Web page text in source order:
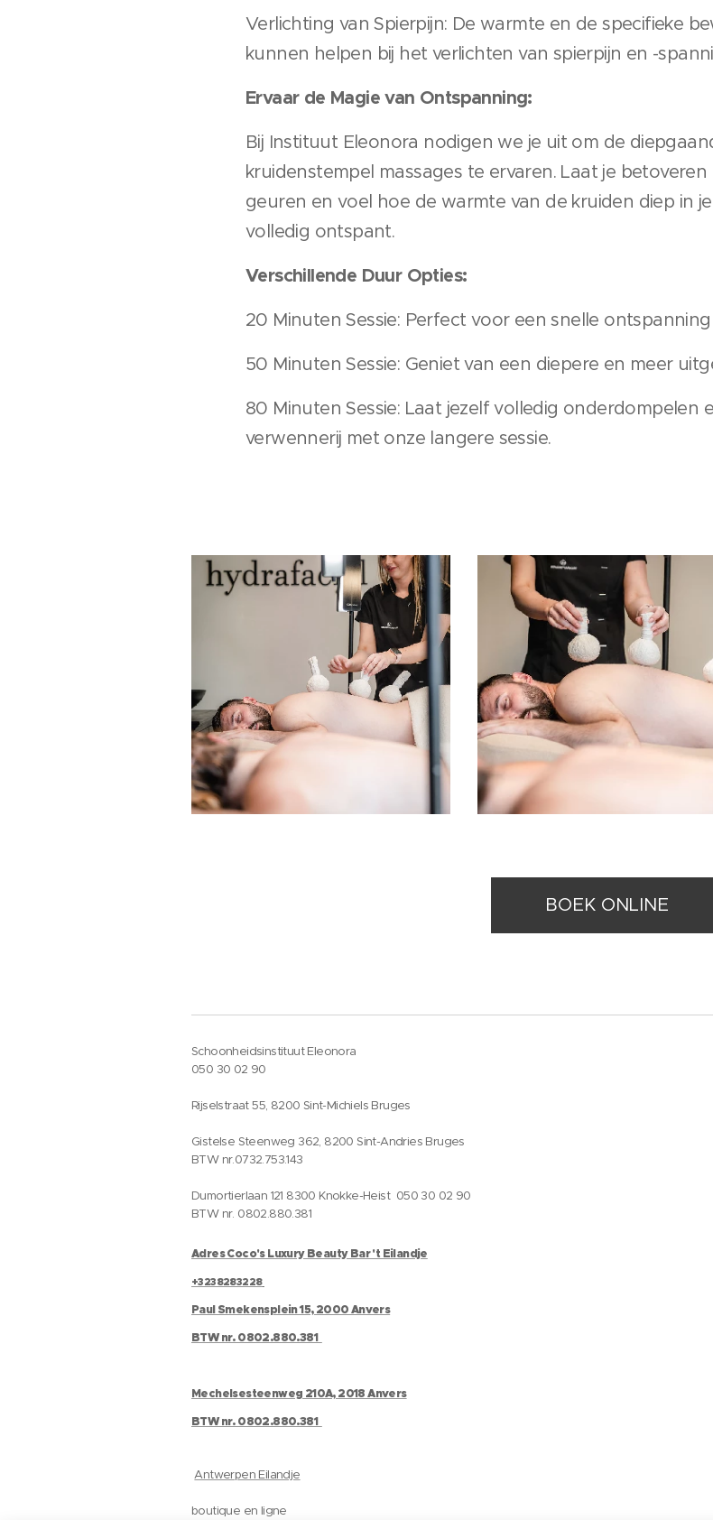
Verlichting van Spierpijn: De warmte en de specifieke
kunnen helpen bij het verlichten van spierpijn en -
Ervaar de Magie van Ontspanning:
Bij Instituut Eleonora nodigen we je uit om de
kruidenstempel massages te ervaren. Laat je
geuren en voel hoe de warmte van de kruiden diep in
volledig ontspant.
Verschillende Duur Opties:
20 Minuten Sessie: Perfect voor een snelle
50 Minuten Sessie: Geniet van een diepere en meer
80 Minuten Sessie: Laat jezelf volledig onderdompelen
verwennerij met onze langere sessie.
BOEK ONLINE
Schoonheidsinstituut Eleonora
050 30 02 90
Rijselstraat 55, 8200 Sint-Michiels Bruges
Gistelse Steenweg 362, 8200 Sint-Andries Bruges
BTW nr.0732.753.143
Dumortierlaan 121 8300 Knokke-Heist 050 30 02 90
BTW nr. 0802.880.381
Adres Coco's Luxury Beauty Bar 't Eilandje
+3238283228
Paul Smekensplein 15, 2000 Anvers
BTW nr. 0802.880.381
Mechelsesteenweg 210A, 2018 Anvers
BTW nr. 0802.880.381
Antwerpen Eilandje
boutique en ligne